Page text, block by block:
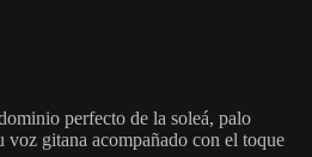
perfecto de la soleá, palo
voz gitana acompañado con el toque